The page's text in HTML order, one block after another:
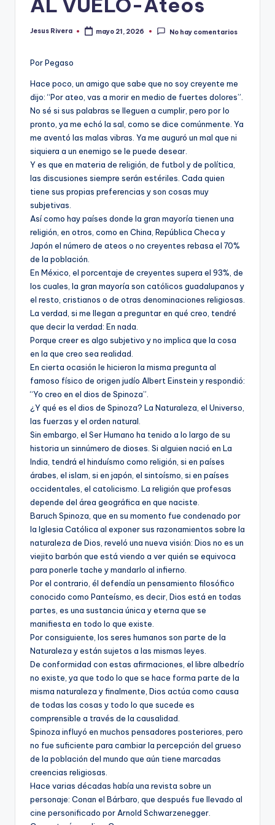
AL VUELO-Ateos
Publicado
Jesus Rivera mayo 21, 2026 No hay comentarios
Por Pegaso
Hace poco, un amigo que sabe que no soy creyente me
dijo: “Por ateo, vas a morir en medio de fuertes dolores”.
No sé si sus palabras se lleguen a cumplir, pero por lo
pronto, ya me echó la sal, como se dice comúnmente. Ya
me aventó las malas vibras. Ya me auguró un mal que ni
siquiera a un enemigo se le puede desear.
Y es que en materia de religión, de futbol y de política,
las discusiones siempre serán estériles. Cada quien
tiene sus propias preferencias y son cosas muy
subjetivas.
Así como hay países donde la gran mayoría tienen una
religión, en otros, como en China, República Checa y
Japón el número de ateos o no creyentes rebasa el 70%
de la población.
En México, el porcentaje de creyentes supera el 93%, de
los cuales, la gran mayoría son católicos guadalupanos y
el resto, cristianos o de otras denominaciones religiosas.
La verdad, si me llegan a preguntar en qué creo, tendré
que decir la verdad: En nada.
Porque creer es algo subjetivo y no implica que la cosa
en la que creo sea realidad.
En cierta ocasión le hicieron la misma pregunta al
famoso físico de origen judío Albert Einstein y respondió:
“Yo creo en el dios de Spinoza”.
¿Y qué es el dios de Spinoza? La Naturaleza, el Universo,
las fuerzas y el orden natural.
Sin embargo, el Ser Humano ha tenido a lo largo de su
historia un sinnúmero de dioses. Si alguien nació en La
India, tendrá el hinduísmo como religión, si en países
árabes, el islam, si en japón, el sintoísmo, si en países
occidentales, el catolicismo. La religión que profesas
depende del área geográfica en que naciste.
Baruch Spinoza, que en su momento fue condenado por
la Iglesia Católica al exponer sus razonamientos sobre la
naturaleza de Dios, reveló una nueva visión: Dios no es un
viejito barbón que está viendo a ver quién se equivoca
para ponerle tache y mandarlo al infierno.
Por el contrario, él defendía un pensamiento filosófico
conocido como Panteísmo, es decir, Dios está en todas
partes, es una sustancia única y eterna que se
manifiesta en todo lo que existe.
Por consiguiente, los seres humanos son parte de la
Naturaleza y están sujetos a las mismas leyes.
De conformidad con estas afirmaciones, el libre albedrío
no existe, ya que todo lo que se hace forma parte de la
misma naturaleza y finalmente, Dios actúa como causa
de todas las cosas y todo lo que sucede es
comprensible a través de la causalidad.
Spinoza influyó en muchos pensadores posteriores, pero
no fue suficiente para cambiar la percepción del grueso
de la población del mundo que aún tiene marcadas
creencias religiosas.
Hace varias décadas había una revista sobre un
personaje: Conan el Bárbaro, que después fue llevado al
cine personificado por Arnold Schwarzenegger.